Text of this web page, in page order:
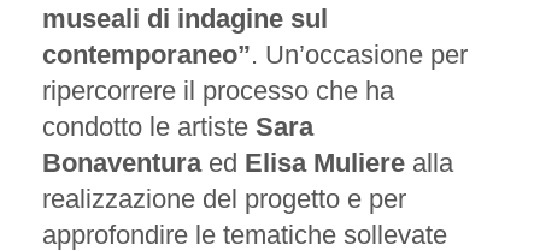
museali di indagine sul
contemporaneo”. Un’occasione per
ripercorrere il processo che ha
condotto le artiste Sara
Bonaventuraed Elisa Muliere alla
realizzazione del progetto e per
approfondire le tematiche sollevate